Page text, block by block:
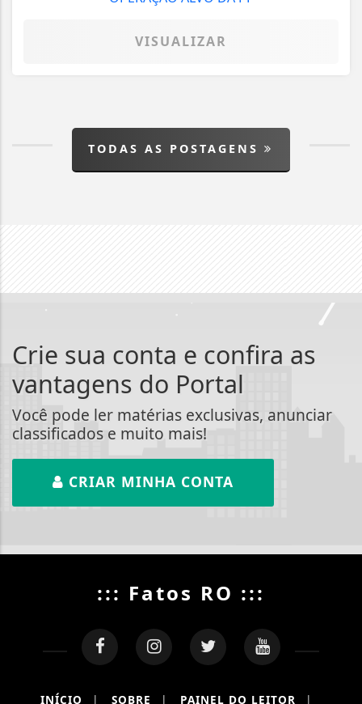
VISUALIZAR
TODAS AS POSTAGENS
Crie sua conta e confira as
vantagens do Portal
Você pode ler matérias exclusivas, anunciar
classificados e muito mais!
CRIAR MINHA CONTA
::: Fatos RO :::
INÍCIO | SOBRE | PAINEL DO LEITOR |